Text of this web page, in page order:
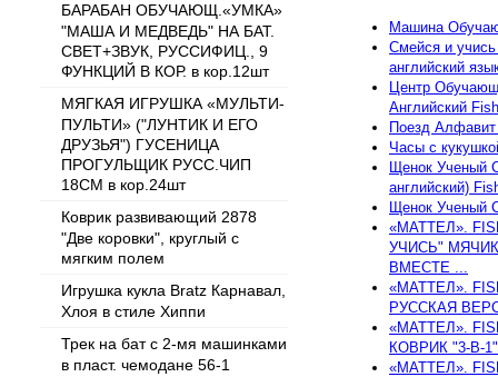
БАРАБАН ОБУЧАЮЩ.«УМКА»
"МАША И МЕДВЕДЬ" НА БАТ.
СВЕТ+ЗВУК, РУССИФИЦ., 9
ФУНКЦИЙ В КОР. в кор.12шт
МЯГКАЯ ИГРУШКА «МУЛЬТИ-
ПУЛЬТИ» ("ЛУНТИК И ЕГО
ДРУЗЬЯ") ГУСЕНИЦА
ПРОГУЛЬЩИК РУСС.ЧИП
18СМ в кор.24шт
Коврик развивающий 2878
"Две коровки", круглый с
мягким полем
Игрушка кукла Bratz Карнавал,
Хлоя в стиле Хиппи
Трек на бат с 2-мя машинками
в пласт. чемодане 56-1
Машина
Смейся и
английский
Центр
Английский
Поезд
Часы с
Щенок Ученый
английский)
Щенок Ученый
«МАТТЕЛ».
УЧИСЬ"
ВМЕСТЕ ...
«МАТТЕЛ».
РУССКАЯ
«МАТТЕЛ».
КОВРИК "3-В-1"
«МАТТЕЛ».